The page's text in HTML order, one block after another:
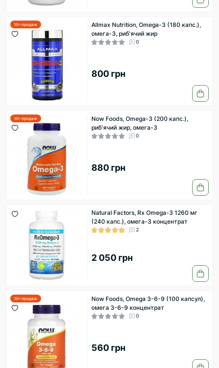
Хіт-продаж
Allmax Nutrition, Omega-3 (180 капс.),
омега-3, риб'ячий жир
0
800 грн
Хіт-продаж
Now Foods, Omega-3 (200 капс.),
риб'ячий жир, омега-3
0
880 грн
Natural Factors, Rx Omega-3 1260 мг
(240 капс.), омега-3 концентрат
2
2 050 грн
Хіт-продаж
Now Foods, Omega 3-6-9 (100 капсул),
омега 3-6-9 концентрат
0
560 грн